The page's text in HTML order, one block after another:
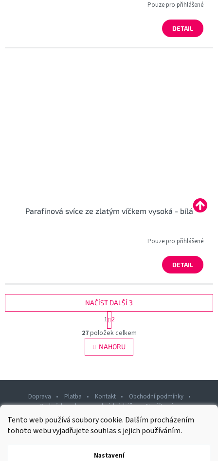
Tento web používá soubory cookie. Dalším procházením
tohoto webu vyjadřujete souhlas s jejich používáním.
Nastavení
Pouze pro přihlášené
DETAIL
Parafínová svíce ze zlatým víčkem vysoká - bílá
Pouze pro přihlášené
DETAIL
O
v
l
á
í
p
v
k
ý
NAČÍST DALŠÍ 3
S
t
r
á
n
k
á
í
1 2
27položek celkem
NAHORU
Doprava Platba Kontakt
Obchodní podmínky
Podmínky ochrany osobních údajů
Napište nám
Rawashop.cz. Všechna práva vyhrazena.